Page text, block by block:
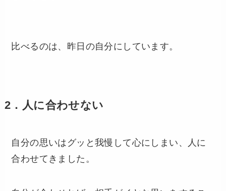
比べるのは、昨日の自分にしています。
2．人に合わせない
自分の思いはグッと我慢して心にしまい、人に
合わせてきました。